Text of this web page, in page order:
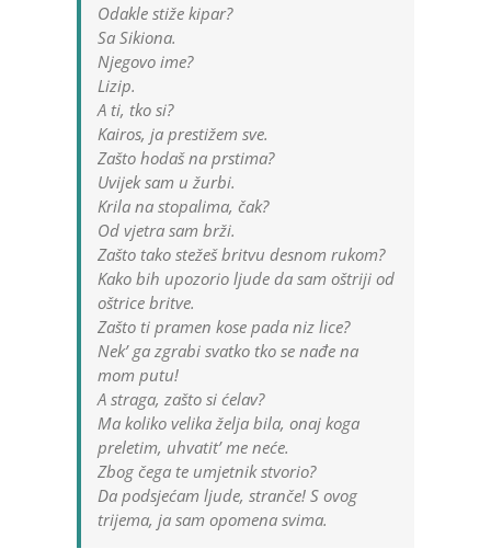
Odakle stiže kipar?
Sa Sikiona.
Njegovo ime?
Lizip.
A ti, tko si?
Kairos, ja prestižem sve.
Zašto hodaš na prstima?
Uvijek sam u žurbi.
Krila na stopalima, čak?
Od vjetra sam brži.
Zašto tako stežeš britvu desnom rukom?
Kako bih upozorio ljude da sam oštriji od
oštrice britve.
Zašto ti pramen kose pada niz lice?
Nek’ ga zgrabi svatko tko se nađe na
mom putu!
A straga, zašto si ćelav?
Ma koliko velika želja bila, onaj koga
preletim, uhvatit’ me neće.
Zbog čega te umjetnik stvorio?
Da podsjećam ljude, stranče! S ovog
trijema, ja sam opomena svima.